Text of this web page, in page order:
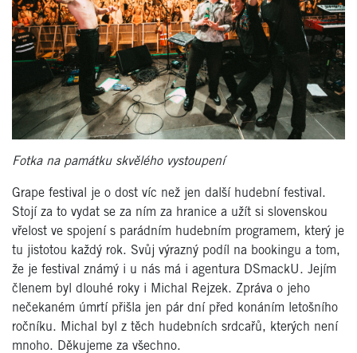
Fotka na památku skvělého vystoupení
Grape festival je o dost víc než jen další hudební festival.
Stojí za to vydat se za ním za hranice a užít si slovenskou
vřelost ve spojení s parádním hudebním programem, který je
tu jistotou každý rok. Svůj výrazný podíl na bookingu a tom,
že je festival známý i u nás má i agentura DSmackU. Jejím
členem byl dlouhé roky i Michal Rejzek. Zpráva o jeho
nečekaném úmrtí přišla jen pár dní před konáním letošního
ročníku. Michal byl z těch hudebních srdcařů, kterých není
mnoho. Děkujeme za všechno.